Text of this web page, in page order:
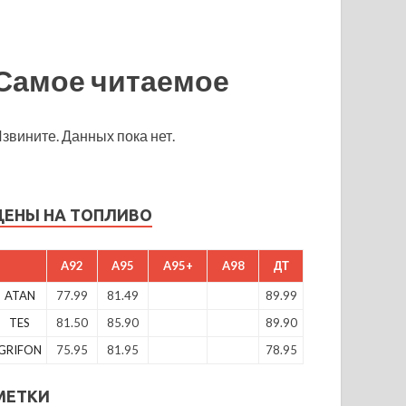
читаемое
Данных пока нет.
НА ТОПЛИВО
A92 A95 A95+ A98 ДТ
ATAN 77.99 81.49
89.99
TES
81.50 85.90
89.90
75.95 81.95 78.95